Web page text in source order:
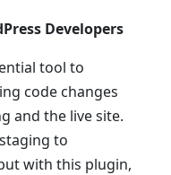
Developers
tool to
code changes
and the live site.
to
with this plugin,